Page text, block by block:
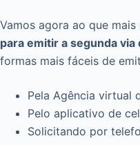
Vamos agora ao que mais
para emitir a segunda via
formas mais fáceis de
Pela Agência virtual
Pelo aplicativo de
Solicitando por